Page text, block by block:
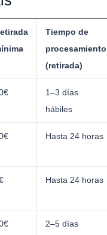
Tiempo de
procesamiento
(retirada)
1–3 días
hábiles
Hasta 24 horas
Hasta 24 horas
2–5 días